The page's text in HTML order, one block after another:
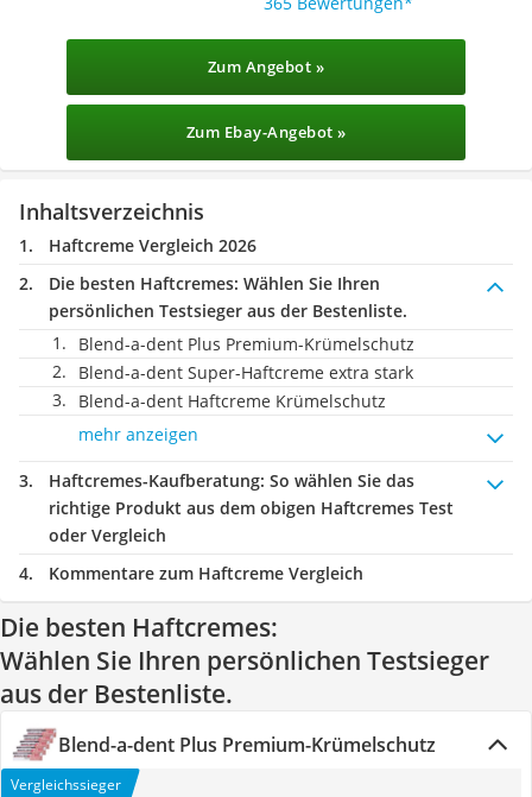
Zum Angebot »
Zum Ebay-Angebot »
Inhaltsverzeichnis
Haftcreme Vergleich 2026
Die besten Haftcremes: Wählen Sie Ihren
persönlichen Testsieger aus der Bestenliste.
Blend-a-dent Plus Premium-Krümelschutz
Blend-a-dent Super-Haftcreme extra stark
Blend-a-dent Haftcreme Krümelschutz
mehr anzeigen
Haftcremes-Kaufberatung: So wählen Sie das
richtige Produkt aus dem obigen Haftcremes Test
oder Vergleich
Kommentare zum Haftcreme Vergleich
Die besten Haftcremes:
Wählen Sie Ihren persönlichen Testsieger
aus der Bestenliste.
Blend-a-dent Plus Premium-Krümelschutz
Vergleichssieger